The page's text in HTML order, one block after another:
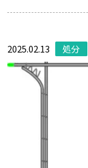
2025.02.13 処分